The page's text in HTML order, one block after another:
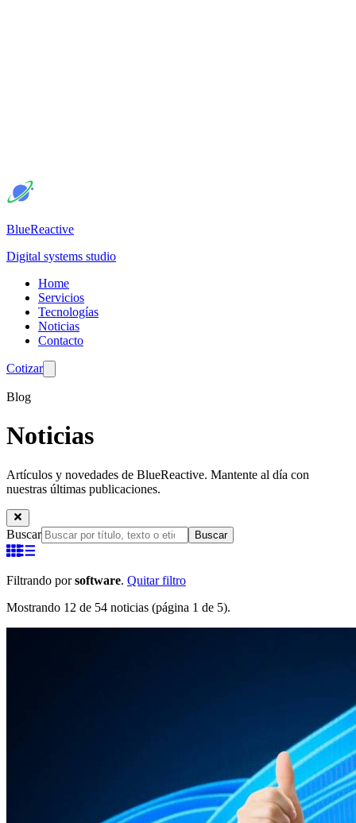
BlueReactive
Digital systems studio
Home
Servicios
Tecnologías
Noticias
Contacto
Cotizar
Blog
Noticias
Artículos y novedades de BlueReactive. Mantente al día con
nuestras últimas publicaciones.
Buscar Buscar
Filtrando porsoftware. Quitar filtro
Mostrando 12 de 54 noticias (página 1 de 5).